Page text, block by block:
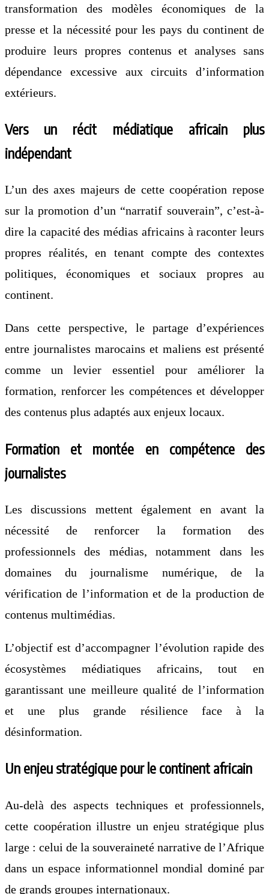
transformation des modèles économiques de la
presse et la nécessité pour les pays du continent de
produire leurs propres contenus et analyses sans
dépendance excessive aux circuits d’information
extérieurs.
Vers un récit médiatique africain plus
indépendant
L’un des axes majeurs de cette coopération repose
sur la promotion d’un “narratif souverain”, c’est-à-
dire la capacité des médias africains à raconter leurs
propres réalités, en tenant compte des contextes
politiques, économiques et sociaux propres au
continent.
Dans cette perspective, le partage d’expériences
entre journalistes marocains et maliens est présenté
comme un levier essentiel pour améliorer la
formation, renforcer les compétences et développer
des contenus plus adaptés aux enjeux locaux.
Formation et montée en compétence des
journalistes
Les discussions mettent également en avant la
nécessité de renforcer la formation des
professionnels des médias, notamment dans les
domaines du journalisme numérique, de la
vérification de l’information et de la production de
contenus multimédias.
L’objectif est d’accompagner l’évolution rapide des
écosystèmes médiatiques africains, tout en
garantissant une meilleure qualité de l’information
et une plus grande résilience face à la
désinformation.
Un enjeu stratégique pour le continent africain
Au-delà des aspects techniques et professionnels,
cette coopération illustre un enjeu stratégique plus
large : celui de la souveraineté narrative de l’Afrique
dans un espace informationnel mondial dominé par
de grands groupes internationaux.